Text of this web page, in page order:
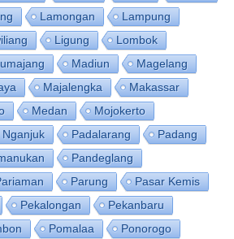
Lamongan
Lampung
Ligung
Lombok
Madiun
Magelang
Majalengka
Makassar
Medan
Mojokerto
Nganjuk Padalarang
Padang
Pandeglang
Parung
Pasar Kemis
Pekalongan
Pekanbaru
Pomalaa
Ponorogo